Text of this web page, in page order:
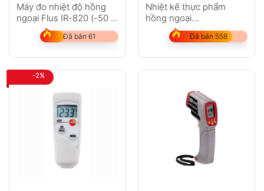
Máy đo nhiệt độ hồng
ngoại Flus IR-820 (-50 ~
500?C)
Đã bán 61
Nhiệt kế thực phẩm
hồng ngoại
Fluke FoodPro
Đã bán 558
-2%